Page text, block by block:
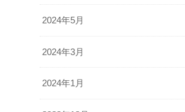
2024年5月
2024年3月
2024年1月